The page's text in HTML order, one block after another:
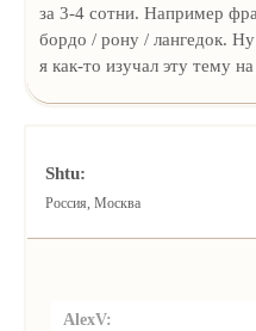
за 3-4 сотни. Например
бордо / рону / лангедок.
я как-то изучал эту тему
Shtu:
Россия, Москва
AlexV: